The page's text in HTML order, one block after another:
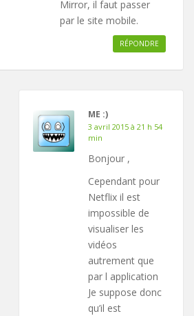
Mirror, il faut passer
par le site mobile.
RÉPONDRE
ME :)
3 avril 2015 à 21 h 54
min
Bonjour ,
Cependant pour
Netflix il est
impossible de
visualiser les
vidéos
autrement que
par l application
Je suppose donc
qu’il est